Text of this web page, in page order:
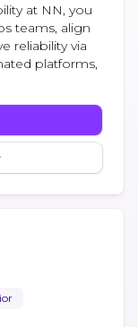
at NN, you
teams, align
reliability via
platforms,